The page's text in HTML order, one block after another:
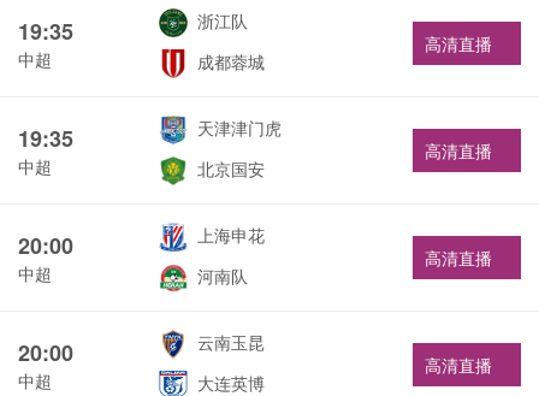
19:35
中超
浙江队
成都蓉城
高清直播
19:35
中超
天津津门虎
北京国安
高清直播
20:00
中超
上海申花
河南队
高清直播
20:00
中超
云南玉昆
大连英博
高清直播